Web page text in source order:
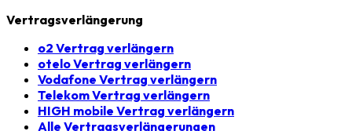
Vertragsverlängerung
o2 Vertrag verlängern
otelo Vertrag verlängern
Vodafone Vertrag verlängern
Telekom Vertrag verlängern
HIGH mobile Vertrag verlängern
Alle Vertragsverlängerungen